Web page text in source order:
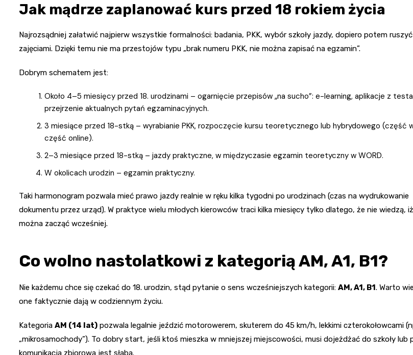
Jak mądrze zaplanować kurs przed 18 rokiem życia
Najrozsądniej załatwić najpierw wszystkie formalności: badania, PKK, wybór szkoły jazdy, dopiero potem
zajęciami. Dzięki temu nie ma przestojów typu „brak numeru PKK, nie można zapisać na egzamin”.
Dobrym schematem jest:
Około 4–5 miesięcy przed 18. urodzinami – ogarnięcie przepisów „na sucho”: e-learning, aplikacje z
przejrzenie aktualnych pytań egzaminacyjnych.
3 miesiące przed 18-stką – wyrabianie PKK, rozpoczęcie kursu teoretycznego lub hybrydowego (część
część online).
2–3 miesiące przed 18-stką – jazdy praktyczne, w międzyczasie egzamin teoretyczny w WORD.
W okolicach urodzin – egzamin praktyczny.
Taki harmonogram pozwala mieć prawo jazdy realnie w ręku kilka tygodni po urodzinach (czas na wydrukowanie
dokumentu przez urząd). W praktyce wielu młodych kierowców traci kilka miesięcy tylko dlatego, że nie wiedzą,
można zacząć wcześniej.
Co wolno nastolatkowi z kategorią AM, A1, B1?
Nie każdemu chce się czekać do 18. urodzin, stąd pytanie o sens wcześniejszych kategorii: AM, A1, B1. Warto
one faktycznie dają w codziennym życiu.
Kategoria AM (14 lat) pozwala legalnie jeździć motorowerem, skuterem do 45 km/h, lekkimi czterokołowcami
„mikrosamochody”). To dobry start, jeśli ktoś mieszka w mniejszej miejscowości, musi dojeżdżać do szkoły lub
komunikacja zbiorowa jest słaba.